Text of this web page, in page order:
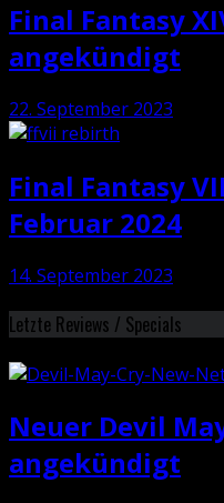
Final Fantasy
angekündigt
22. September 2023
Final Fantasy
Februar 2024
14. September 2023
Letzte Reviews / Specials
Neuer Devil
angekündigt